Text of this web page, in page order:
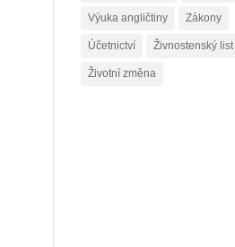
Výuka angličtiny Zákony
Účetnictví Živnostenský list
Životní změna